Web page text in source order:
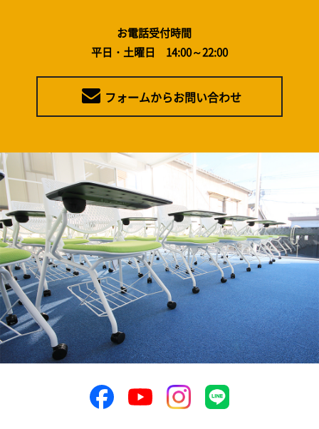
お電話受付時間
平日・土曜日 14:00～22:00
フォームからお問い合わせ